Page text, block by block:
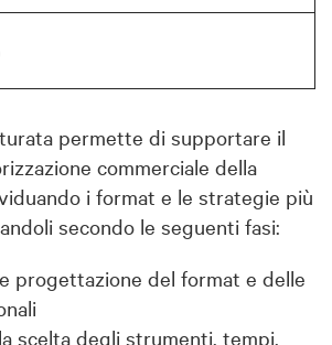
permette di supportare il
commerciale della
i format e le strategie più
secondo le seguenti fasi:
progettazione del format e delle
scelta degli strumenti, tempi,